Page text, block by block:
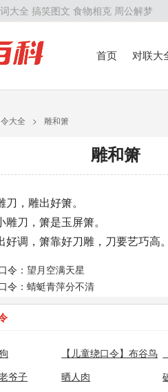
大全 搞笑图文 食物相克 周公解梦
首页
对联大
大全 > 雕和箫
雕和箫
刀，雕出好箫。
雕刀，箫是玉屏箫。
好调，箫靠好刀雕，刀要艺巧高
令： 望月空满天星
令： 蜻蜓青萍分不清
【儿童绕口令】布谷鸟
爷子
晒人肉